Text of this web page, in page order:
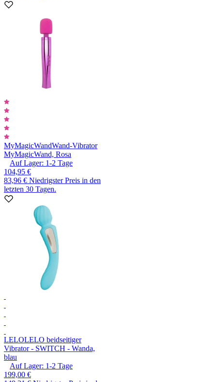
MyMagicWandWand-Vibrator
MyMagicWand, Rosa
Auf Lager: 1-2 Tage
104,95 €
83,96 € Niedrigster Preis in den
letzten 30 Tagen.
LELOLELO beidseitiger
Vibrator - SWITCH - Wanda,
blau
Auf Lager: 1-2 Tage
199,00 €